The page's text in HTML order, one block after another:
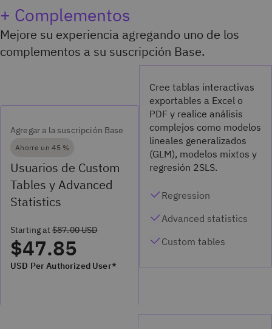
Ahorre un 45 %
Usuarios de Custom
Tables y Advanced
Statistics
Starting at$87.00 USD
$47.85
USD Per Authorized User*
Agregar a la suscripción Base
Cree tablas interactivas
exportables a Excel o
PDF y realice análisis
complejos como modelos
lineales generalizados
(GLM), modelos mixtos y
regresión 2SLS.
Regression
Advanced statistics
Custom tables
+ Complementos
Mejore su experiencia agregando uno de los
complementos a su suscripción Base.